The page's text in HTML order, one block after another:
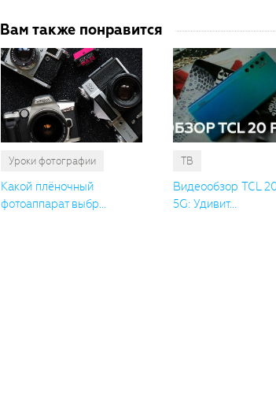
Вам также понравится
Уроки фотографии
Какой плёночный
фотоаппарат выбр...
ТВ
Видеообзор TCL
5G: Удивит...